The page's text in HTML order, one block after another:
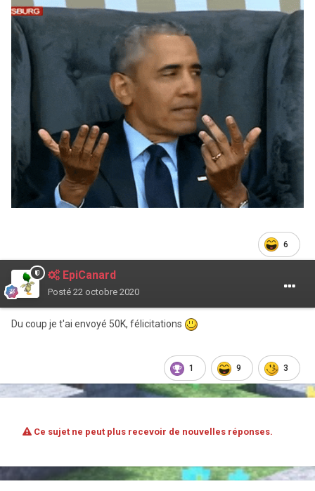
6
EpiCanard
Posté 22 octobre 2020
Du coup je t'ai envoyé 50K, félicitations
1 9 3
Ce sujet ne peut plus recevoir de nouvelles réponses.